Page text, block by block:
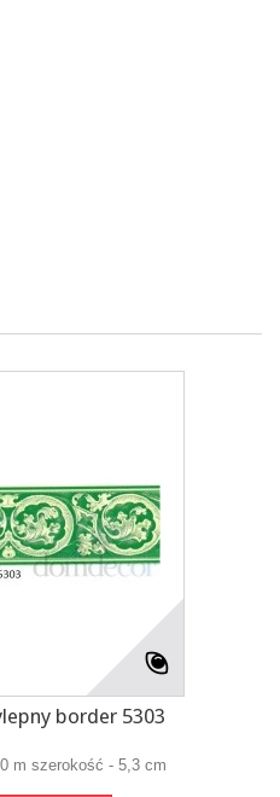
border 5303
m szerokość - 5,3 cm